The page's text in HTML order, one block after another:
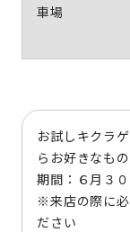
車場
お試しキクラ
らお好きなも
期間：６月３
※来店の際に
ださい